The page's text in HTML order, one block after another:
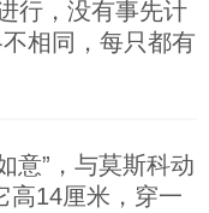
行，没有事先计
相同，每只都有
意”，与莫斯科动
高14厘米，穿一